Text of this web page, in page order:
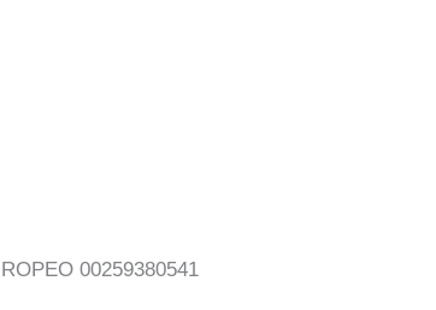
00259380541